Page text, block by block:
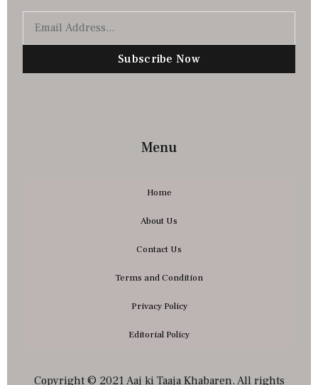
Subscribe Now
Menu
Home
About Us
Contact Us
Terms and Condition
Privacy Policy
Editorial Policy
Copyright © 2021 Aaj ki Taaja Khabaren. All rights